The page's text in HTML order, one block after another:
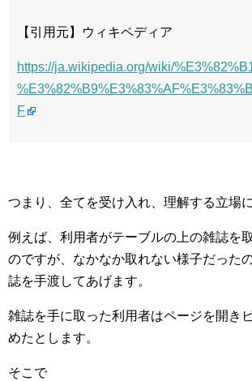
【引用元】ウィキペディア
https://ja.wikipedia.org/wiki/
F
つまり、全てを受け入れ、理解する立場
例えば、利用者がテーブルの上の雑誌を
のですが、なかなか取れない様子だった
誌を手渡してあげます。
雑誌を手に取った利用者はページを開き
めたとします。
そこで